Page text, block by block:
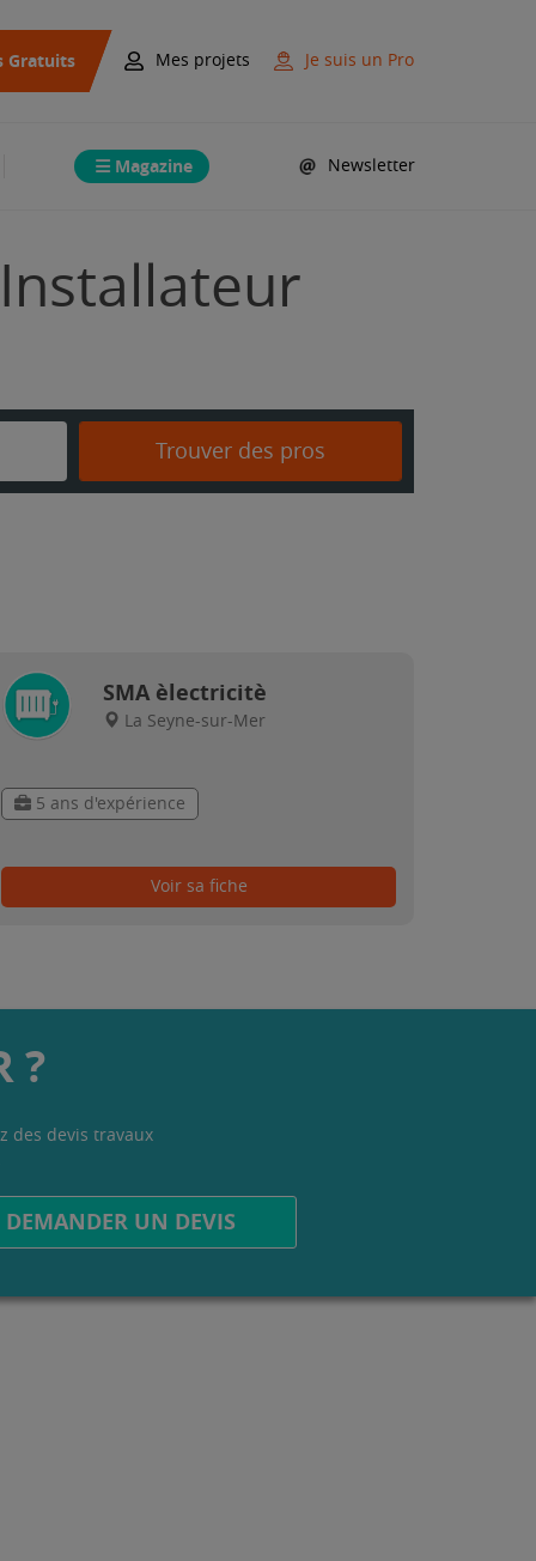
Gratuits Mes projets Je suis un Pro
Magazine Newsletter
Trouver des pros
SMA èlectricitè
La Seyne-sur-Mer
5 ans d'expérience
Voir sa fiche
?
des devis travaux
DEMANDER UN DEVIS